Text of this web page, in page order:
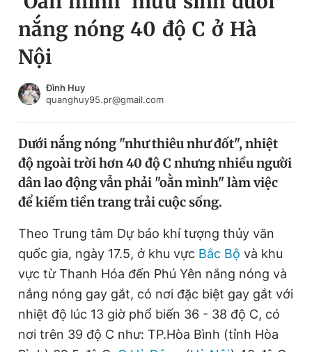
Chuyên mục
Chuyên mục khác
Chào ngày mới
Tin thị trường
Video Magazine
Tiện ích Bạn cần biết
Thông tin tòa soạn Liên hệ quảng cáo
Đổi mật khẩu
Tin đã lưu
Tin đã xem
Đăng xuất
nắng nóng 40 độ C ở Hà
Nội
Đình Huy
quanghuy95.pr@gmail.com
Dưới nắng nóng "như thiêu như đốt", nhiệt
độ ngoài trời hơn 40 độ C nhưng nhiều người
dân lao động vẫn phải "oằn mình" làm việc
để kiếm tiền trang trải cuộc sống.
Theo Trung tâm Dự báo khí tượng thủy văn
quốc gia, ngày 17.5, ở khu vực Bắc Bộ và khu
vực từ Thanh Hóa đến Phú Yên nắng nóng và
nắng nóng gay gắt, có nơi đặc biệt gay gắt với
nhiệt độ lúc 13 giờ phổ biến 36 - 38 độ C, có
nơi trên 39 độ C như: TP.Hòa Bình (tỉnh Hòa